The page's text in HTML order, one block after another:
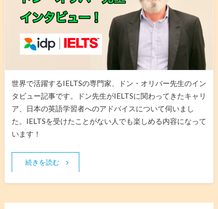
世界で活躍するIELTSの専門家、ドン・オリバー先生のイン
タビュー記事です。ドン先生がIELTSに関わってきたキャリ
ア、日本の英語学習者へのアドバイスについて伺いまし
た。IELTSを受けたことがない人でも楽しめる内容になって
います！
続きを読む